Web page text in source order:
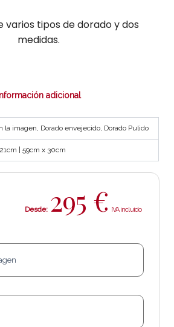
varios tipos de dorado y dos
medidas.
Información adicional
la imagen, Dorado envejecido, Dorado Pulido
| 59cm x 30cm
Desde: 295 €